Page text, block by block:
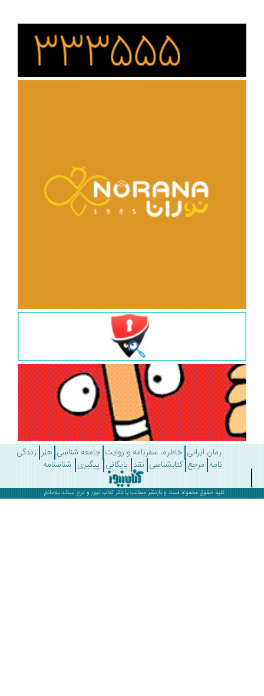
رمان ایرانی خاطره، سفرنامه و روایت جامعه شناسی هنر زندگی
مرجع کتابشناسی نقد بایگانی پیگیری شناسنامه
کلیه حقوق محفوظ است و بازنشر مطالب با ذکرکتاب نیوز و درج لینک، بلامانع .